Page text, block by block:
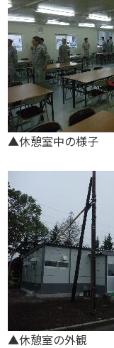
▲休憩室中の様子
▲休憩室の外観